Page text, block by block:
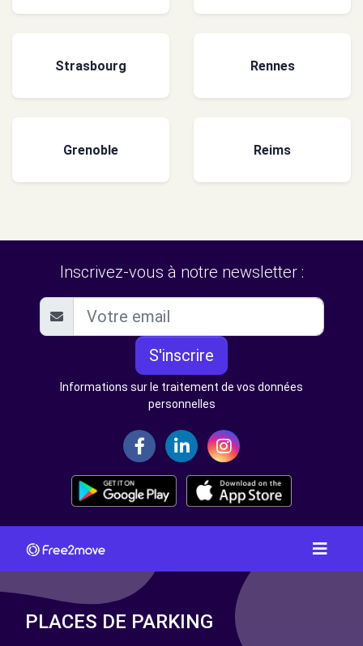
Strasbourg Rennes
Grenoble Reims
Inscrivez-vous à notre newsletter :
S'inscrire
Informations sur le traitement de vos données
personnelles
PLACES DE PARKING